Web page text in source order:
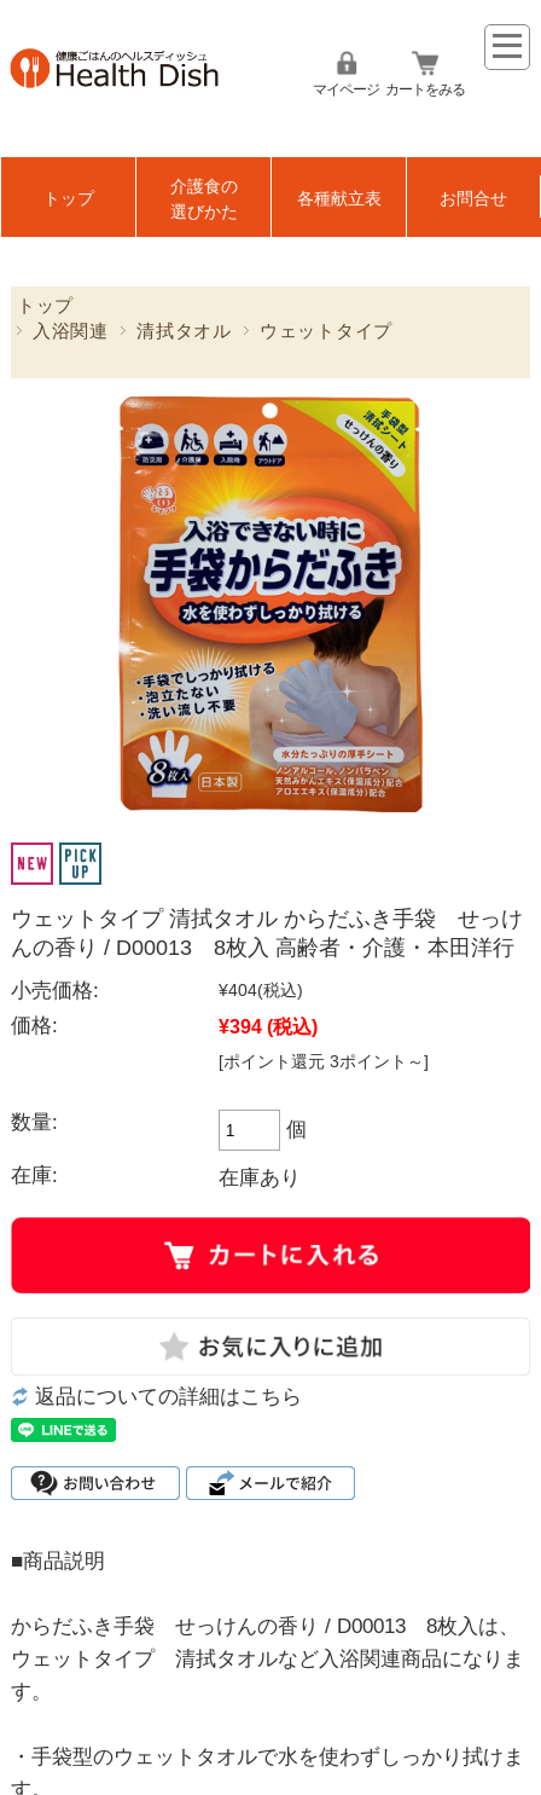
マイページ カートをみる
トップ
介護食の
選びかた
各種献立表 お問合せ
トップ
入浴関連
清拭タオル ウェットタイプ
ウェットタイプ 清拭タオル からだふき手袋 せっけ
んの香り / D00013 8枚入 高齢者・介護・本田洋行
小売価格: ¥404(税込)
価格: ¥394 (税込)
[ポイント還元 3ポイント～]
数量: 個
在庫: 在庫あり
返品についての詳細はこちら
■商品説明
からだふき手袋 せっけんの香り / D00013 8枚入は、
ウェットタイプ 清拭タオルなど入浴関連商品になりま
す。
・手袋型のウェットタオルで水を使わずしっかり拭けま
す。